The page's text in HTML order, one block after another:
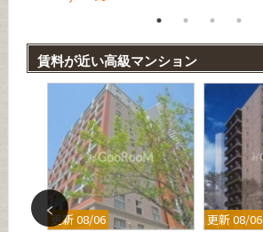
賃料が近い高級マンション
更新 08/06 更新 08/06